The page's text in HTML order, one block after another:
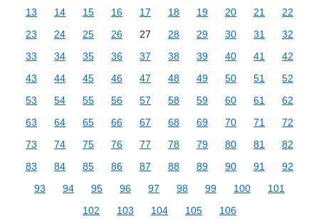
13
14 15 16 17 18 19 20 21
22
23
24 25 26 27 28 29 30 31
32
33
34 35 36 37 38 39 40 41
42
43
44 45 46 47 48 49 50 51
52
53
54 55 56 57 58 59 60 61
62
63
64 65 66 67 68 69 70 71
72
73
74 75 76 77 78 79 80 81
82
83
84 85 86 87 88 89 90 91
92
93
94 95 96 97 98 99 100
101
102
103 104 105 106